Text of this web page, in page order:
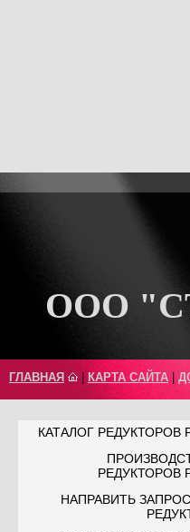
ООО
ГЛАВНАЯ КАРТА САЙТА
КАТАЛОГ РЕДУКТОРОВ
РЕДУКТОРОВ
НАПРАВИТЬ